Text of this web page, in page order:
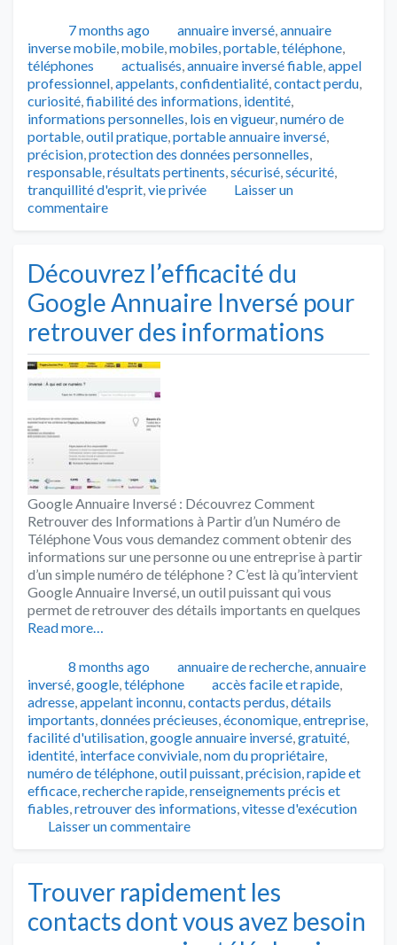
Publié7 months ago Catégories
annuaire inversé,annuaire
inverse mobile,mobile,mobiles,portable,téléphone,
téléphones
Tags
actualisés,annuaire inversé fiable,appel
professionnel,appelants,confidentialité,contact perdu,
curiosité,fiabilité des informations, identité,
informations personnelles, lois en vigueur,numéro de
portable,outil pratique,portable annuaire inversé,
précision,protection des données personnelles,
responsable,résultats pertinents,sécurisé,sécurité,
tranquillité d'esprit,vie privée
Laisser un
commentaire
Découvrez l’efficacité du
Google Annuaire Inversé pour
retrouver des informations
Google Annuaire Inversé : Découvrez Comment
Retrouver des Informations à Partir d’un Numéro de
Téléphone Vous vous demandez comment obtenir des
informations sur une personne ou une entreprise à partir
d’un simple numéro de téléphone ? C’est là qu’intervient
Google Annuaire Inversé, un outil puissant qui vous
permet de retrouver des détails importants en quelques
Read more…
Publié
8 months ago Catégories
annuaire de recherche,annuaire
inversé,google,téléphone Tags
accès facile et rapide,
adresse,appelant inconnu,contacts perdus,détails
importants,données précieuses,économique,entreprise,
facilité d'utilisation,google annuaire inversé,gratuité,
identité, interface conviviale,nom du propriétaire,
numéro de téléphone,outil puissant,précision,rapide et
efficace,recherche rapide,renseignements précis et
fiables,retrouver des informations,vitesse d'exécution
Laisser un commentaire
Trouver rapidement les
contacts dont vous avez besoin